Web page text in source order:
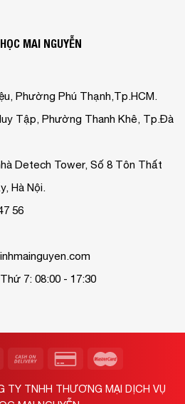
MAI NGUYỄN
Phường Phú Thạnh,Tp.HCM.
Tập, Phường Thanh Khê, Tp.Đà
Detech Tower, Số 8 Tôn Thất
Hà Nội.
56
7: 08:00 - 17:30
TY TNHH THƯƠNG MẠI DỊCH VỤ